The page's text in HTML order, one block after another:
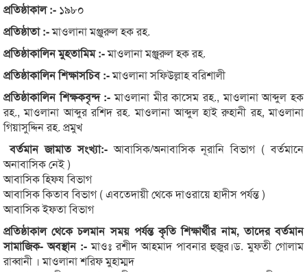
প্রতিষ্ঠাকাল :- ১৯৮০
প্রতিষ্ঠাতা :-মাওলানা মঞ্জুরুল হক রহ.
প্রতিষ্ঠাকালিন মুহতামিম :-মাওলানা মঞ্জুরুল হক রহ.
প্রতিষ্ঠাকালিন শিক্ষাসচিব :-মাওলানা সফিউল্লাহ বরিশালী
প্রতিষ্ঠাকালিন শিক্ষকবৃন্দ :-মাওলানা মীর কাসেম রহ., মাওলানা আব্দুল হক
রহ., মাওলানা আব্দুর রশিদ রহ. মাওলানা আব্দুল হাই রুহানী রহ, মাওলানা
গিয়াসুদ্দিন রহ. প্রমুখ
বর্তমান জামাত সংখ্যা:-আবাসিক/অনাবাসিক নূরানি বিভাগ ( বর্তমানে
অনাবাসিক নেই )
আবাসিক হিফয বিভাগ
আবাসিক কিতাব বিভাগ ( এবতেদায়ী থেকে দাওরায়ে হাদীস পর্যন্ত )
আবাসিক ইফতা বিভাগ
প্রতিষ্ঠাকাল থেকে চলমান সময় পর্যন্ত কৃতি শিক্ষার্থীর নাম, তাদের বর্তমান
সামাজিক- অবস্থান :-মাওঃ রশীদ আহমাদ পাবনার হুজুর।ড. মুফতী গোলাম
রাব্বানী । মাওলানা শরিফ মুহাম্মদ